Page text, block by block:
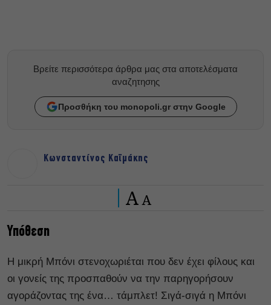
Βρείτε περισσότερα άρθρα μας στα αποτελέσματα
αναζητησης
Προσθήκη του monopoli.gr στην Google
Κωνσταντίνος Καϊμάκης
A A
Υπόθεση
Η μικρή Μπόνι στενοχωριέται που δεν έχει φίλους και
οι γονείς της προσπαθούν να την παρηγορήσουν
αγοράζοντας της ένα… τάμπλετ! Σιγά-σιγά η Μπόνι